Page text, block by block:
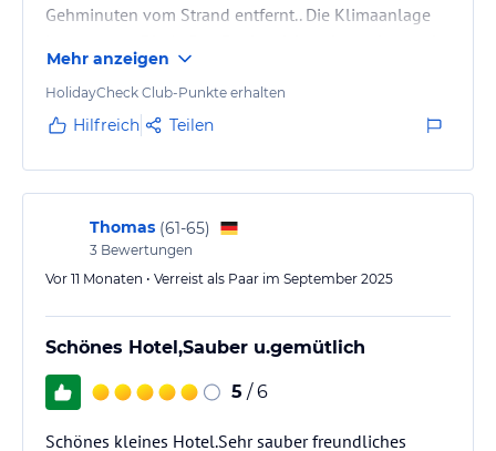
Gehminuten vom Strand entfernt.. Die Klimaanlage
auch das Frühstück ist nicht sehr ansprechend.
Der Steg vor dem Hotel ist ein großer
Anziehungspunkt für Jugendliche, also nichts für
Mehr anzeigen
HolidayCheck Club-Punkte erhalten
Hilfreich Teilen
Thomas (61-65)
3 Bewertungen
Vor 11 Monaten • Verreist als Paar im September 2025
Schönes Hotel,Sauber u.gemütlich
5 / 6
Schönes kleines Hotel.Sehr sauber freundliches